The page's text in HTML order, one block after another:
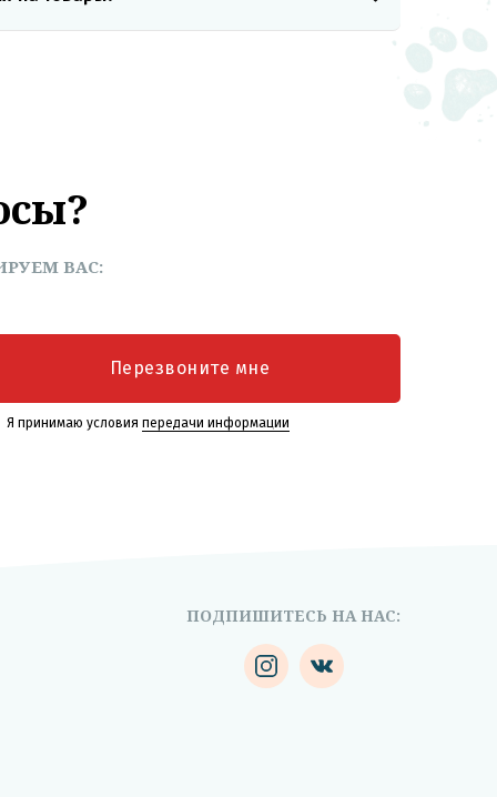
ВАС:
Перезвоните мне
Я принимаю условия передачи информации
ПОДПИШИТЕСЬ НА НАС: